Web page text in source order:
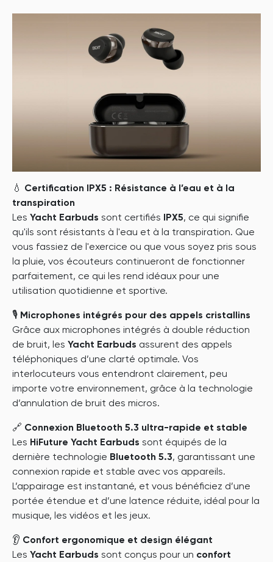
💧 Certification IPX5 : Résistance à l’eau et à la
transpiration
Les Yacht Earbuds sont certifiés IPX5, ce qui signifie
qu'ils sont résistants à l'eau et à la transpiration. Que
vous fassiez de l'exercice ou que vous soyez pris sous
la pluie, vos écouteurs continueront de fonctionner
parfaitement, ce qui les rend idéaux pour une
utilisation quotidienne et sportive.
🎙️ Microphones intégrés pour des appels cristallins
Grâce aux microphones intégrés à double réduction
de bruit, les Yacht Earbuds assurent des appels
téléphoniques d’une clarté optimale. Vos
interlocuteurs vous entendront clairement, peu
importe votre environnement, grâce à la technologie
d’annulation de bruit des micros.
🔗 Connexion Bluetooth 5.3 ultra-rapide et stable
Les HiFuture Yacht Earbuds sont équipés de la
dernière technologie Bluetooth 5.3, garantissant une
connexion rapide et stable avec vos appareils.
L’appairage est instantané, et vous bénéficiez d’une
portée étendue et d’une latence réduite, idéal pour la
musique, les vidéos et les jeux.
👂 Confort ergonomique et design élégant
Les Yacht Earbuds sont conçus pour un confort